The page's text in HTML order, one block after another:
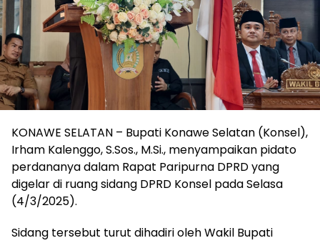
KONAWE SELATAN – Bupati Konawe Selatan (Konsel),
Irham Kalenggo, S.Sos., M.Si., menyampaikan pidato
perdananya dalam Rapat Paripurna DPRD yang
digelar di ruang sidang DPRD Konsel pada Selasa
(4/3/2025).
Sidang tersebut turut dihadiri oleh Wakil Bupati